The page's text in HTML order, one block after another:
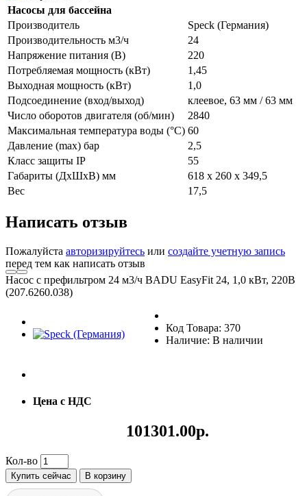
Насосы для бассейна
Производитель
Speck (Германия)
Производительность м3/ч
24
Напряжение питания (В)
220
Потребляемая мощность (кВт)
1,45
Выходная мощность (кВт)
1,0
Подсоединение (вход/выход)
клеевое, 63 мм / 63 мм
Число оборотов двигателя (об/мин)
2840
Максимальная температура воды (°С) 60
Давление (max) бар
2,5
Класс защиты IP
55
Габариты (ДxШxВ) мм
618 x 260 x 349,5
Вес
17,5
Написать отзыв
Пожалуйста авторизируйтесь или создайте учетную запись
перед тем как написать отзыв
Насос с префильтром 24 м3/ч BADU EasyFit 24, 1,0 кВт, 220В
(207.6260.038)
Код Товара: 370
Наличие: В наличии
Цена с НДС
101301.00р.
Кол-во
Купить сейчас В корзину